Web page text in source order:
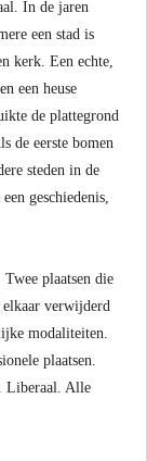
In de jaren
een stad is
kerk. Een echte,
een heuse
de plattegrond
de eerste bomen
steden in de
geschiedenis,
Twee plaatsen die
elkaar verwijderd
modaliteiten.
plaatsen.
Liberaal. Alle